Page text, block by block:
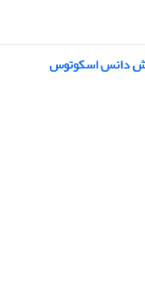
دانس اسکوتوس